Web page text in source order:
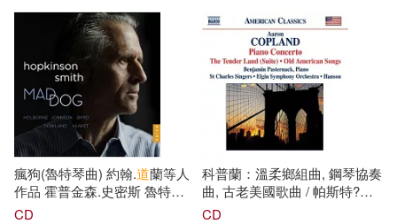
舊金山女聲(Mahler: Symphony
No. 8 & Adagio from
Symphony No. 10 / Erin Wall,
Elza van den Heever, Laura
Claycomb, Katarina Karneus,
Yvonne Naef, Anthony Dean
Griffey, Quinn Kelsey, James
Morris, San Francisco
Symphony / Michael Tilson
Thomas)
William Burden, Shenyang,
San Francisco Symphony /
Michael Tilson Thomas)
瘋狗(魯特琴曲) 約翰.道蘭等人
作品 霍普金森.史密斯 魯特琴
(Hopkinson Smith / Mad Dog -
CD
科普蘭：溫柔鄉組曲, 鋼琴協奏
曲, 古老美國歌曲 / 帕斯特?克
(鋼琴), 漢森(指揮) 埃爾金交響
CD